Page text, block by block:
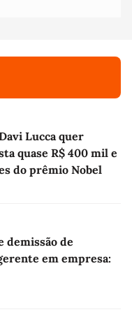
Lucca quer
quase R$ 400 mil e
do prêmio Nobel
demissão de
em empresa: